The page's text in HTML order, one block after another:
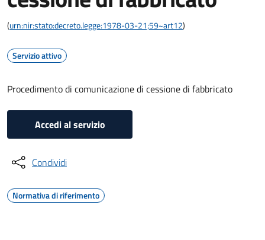
(urn:nir:stato:decreto.legge:1978-03-21;59~art12)
Servizio attivo
Procedimento di comunicazione di cessione di fabbricato
Accedi al servizio
Condividi
Normativa di riferimento